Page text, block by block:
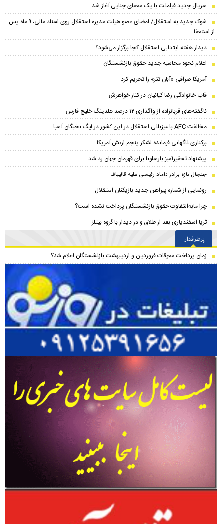
سریال جدید فیلم‌نت با یک معمای جنایی آغاز شد
شوک جدید به استقلال/ امضای عضو هیئت مدیره استقلال روی اسناد مالی، ۹ ماه پس
از استعفا
دیدار هفته ابتدایی استقلال کجا برگزار می‌شود؟
اعلام نحوه محاسبه جدید حقوق بازنشستگان
آمریکا صرافی «آبان تتر» را تحریم کرد
قاب خانوادگی رضا کیانیان در کنار خواهرش
ناگفته‌های قربانزاده از واگذاری ۱۲ درصد هلدینگ خلیج فارس
مخالفت AFC با میزبانی استقلال در این کشور در لیگ نخبگان آسیا
برکناری ناگهانی فرمانده لشکر پنجم ارتش آمریکا
پیشنهاد تحقیرآمیز بارسلونا برای قهرمان جهان رد شد
جنجال تازه برادر داماد رئیسی علیه قالیباف
رونمایی از شماره پیراهن جدید بازیکنان استقلال
چرا مابه‌التفاوت حقوق بازنشستگان پرداخت نشده است؟
ثریا اسفندیاری بعد از طلاق و در دیدار با گروه بیتلز
پرطرفدار
زمان پرداخت معوقات فروردین و اردیبهشت بازنشستگان اعلام شد؟